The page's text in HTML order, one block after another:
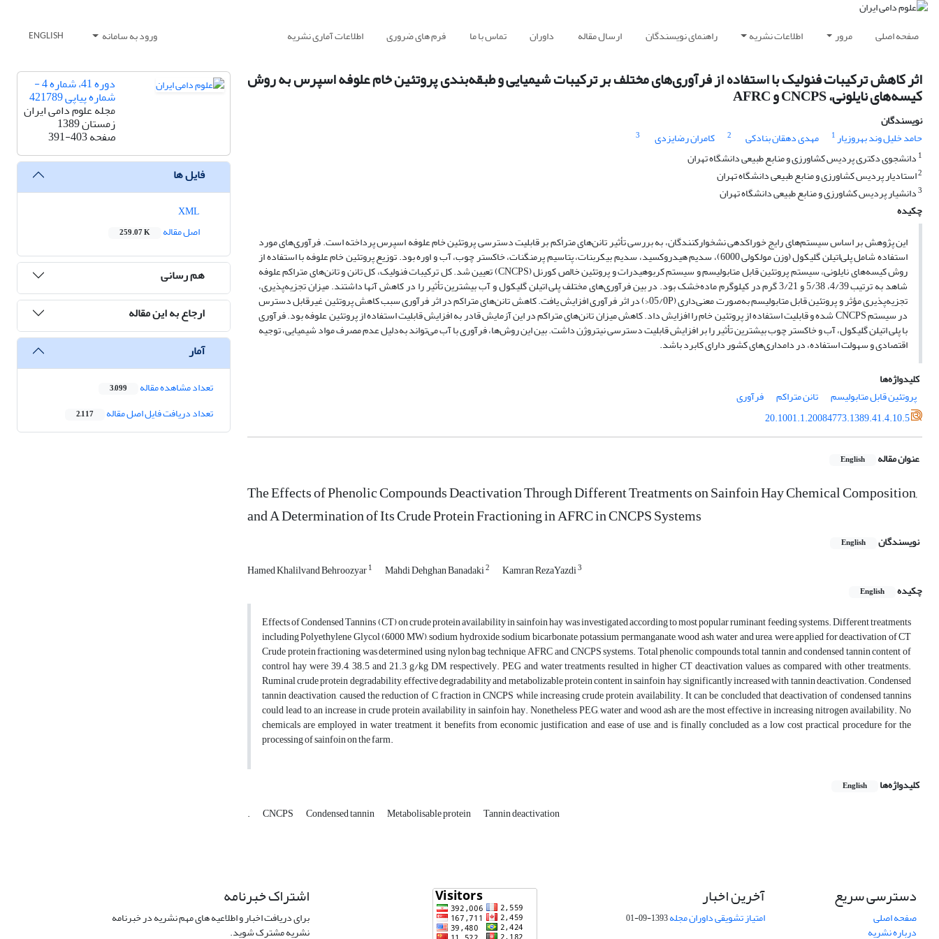
صفحه اصلی مرور اطلاعات نشریه راهنمای نویسندگان ارسال مقاله داوران تماس با ما فرم های ضروری اطلاعات آماری نشریه ورود به سامانه ENGLISH
اثر کاهش ترکیبات فنولیک با استفاده از فرآوری‌های مختلف بر ترکیبات شیمیایی و طبقه‌بندی پروتئین خام علوفه اسپرس به روش
کیسه‌های نایلونی، CNCPS و AFRC
نویسندگان
حامد خلیل وند بهروزیار1 مهدی دهقان بنادکی 2 کامران رضایزدی
3
1 دانشجوی دکتری پردیس کشاورزی و منابع طبیعی دانشگاه تهران
2استادیار پردیس کشاورزی و منابع طبیعی دانشگاه تهران
3دانشیار پردیس کشاورزی و منابع طبیعی دانشگاه تهران
چکیده
این پژوهش بر اساس سیستم‌های رایج خوراکدهی نشخوارکنندگان، به بررسی تأثیر تانن‌های متراکم بر قابلیت دسترسی پروتئین خام علوفه اسپرس پرداخته است. فرآوری‌های مورد
استفاده شامل پلی‌اتیلن گلیکول (وزن مولکولی 6000)، سدیم هیدروکسید، سدیم بیکربنات، پتاسیم پرمنگنات، خاکستر چوب، آب و اوره بود. توزیع پروتئین خام علوفه با استفاده از
روش کیسه‌های نایلونی، سیستم پروتئین قابل متابولیسم و سیستم کربوهیدرات و پروتئین خالص کورنل (CNCPS) تعیین شد. کل ترکیبات فنولیک، کل تانن و تانن‌های متراکم علوفه
شاهد به ترتیب 4/39، 5/38 و 3/21 گرم در کیلوگرم ماده‌خشک بود. در بین فرآوری‌های مختلف پلی اتیلن گلیکول و آب بیشترین تأثیر را در کاهش آنها داشتند. میزان تجزیه‌پذیری،
تجزیه‌پذیری مؤثر و پروتئین قابل متابولیسم به‌صورت معنی‌داری (05/0P<) در اثر فرآوری افزایش یافت. کاهش تانن‌های متراکم در اثر فرآوری سبب کاهش پروتئین غیرقابل دسترس
در سیستم CNCPS شده و قابلیت استفاده از پروتئین خام را افزایش داد. کاهش میزان تانن‌های متراکم در این آزمایش قادر به افزایش قابلیت استفاده از پروتئین علوفه بود. فرآوری
با پلی اتیلن گلیکول، آب و خاکستر چوب بیشترین تأثیر را بر افزایش قابلیت دسترسی نیتروژن داشت. بین این روش‌ها، فرآوری با آب می‌تواند به‌دلیل عدم مصرف مواد شیمیایی، توجیه
اقتصادی و سهولت استفاده، در دامداری‌های کشور دارای کابرد باشد.
کلیدواژه‌ها
پروتئین قابل متابولیسم
تانن متراکم
فرآوری
20.1001.1.20084773.1389.41.4.10.5
عنوان مقاله English
The Effects of Phenolic Compounds Deactivation Through Different Treatments on Sainfoin Hay Chemical Composition,
and A Determination of Its Crude Protein Fractioning in AFRC in CNCPS Systems
نویسندگان English
Hamed Khalilvand Behroozyar1 Mahdi Dehghan Banadaki2 Kamran RezaYazdi3
چکیده English
Effects of Condensed Tannins (CT) on crude protein availability in sainfoin hay was investigated according to most popular ruminant feeding systems. Different treatments
including Polyethylene Glycol (6000 MW), sodium hydroxide, sodium bicarbonate, potassium permanganate, wood ash, water and urea, were applied for deactivation of CT
Crude protein fractioning was determined using nylon bag technique, AFRC and CNCPS systems. Total phenolic compounds, total tannin and condensed tannin content of
control hay were 39.4, 38.5 and 21.3 g/kg DM, respectively. PEG and water treatments resulted in higher CT deactivation values as compared with other treatments.
Ruminal crude protein degradability, effective degradability and metabolizable protein content, in sainfoin hay, significantly increased with tannin deactivation. Condensed
tannin deactivation, caused the reduction of C fraction in CNCPS while increasing crude protein availability. It can be concluded that deactivation of condensed tannins
could lead to an increase in crude protein availability in sainfoin hay. Nonetheless PEG, water and wood ash are the most effective in increasing nitrogen availability. No
chemicals are employed in water treatment, it benefits from economic justification and ease of use, and is finally concluded as a low cost practical procedure for the
processing of sainfoin on the farm.
کلیدواژه‌ها English
. CNCPS Condensed tannin Metabolisable protein Tannin deactivation
دوره 41، شماره 4 -
شماره پیاپی 421789
مجله علوم دامی ایران
زمستان 1389
صفحه391-403
فایل ها
اصل مقاله
259.07 K
هم رسانی
ارجاع به این مقاله
آمار
تعداد مشاهده مقاله 3,099
تعداد دریافت فایل اصل مقاله 2,117
دسترسی سریع
صفحه اصلی
درباره نشریه
آخرین اخبار
امتیاز تشویقی داوران مجله1393-09-01
اشتراک خبرنامه
برای دریافت اخبار و اطلاعیه های مهم نشریه در خبرنامه
نشریه مشترک شوید.